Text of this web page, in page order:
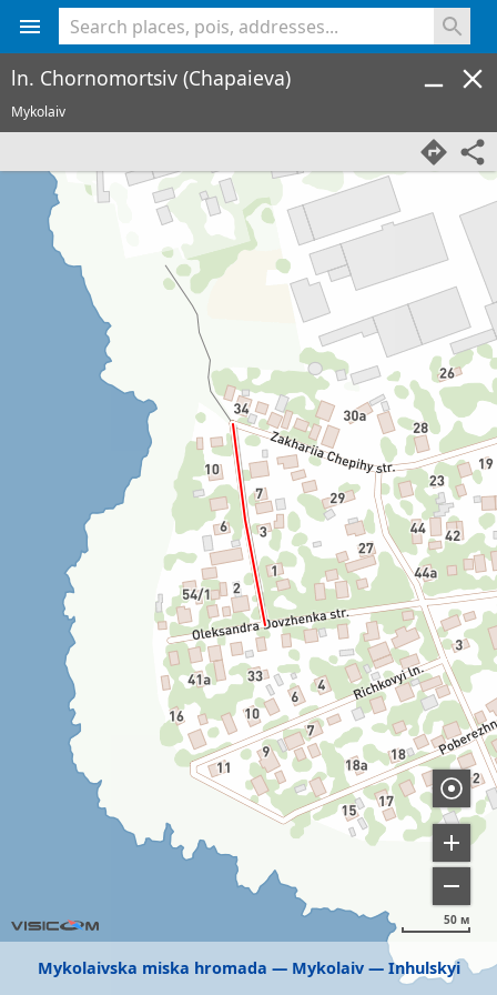
Mykolaivska miska hromada Mykolaiv Inhulskyi
50 м
ln. Chornomortsiv (Chapaieva)
Mykolaiv
<% console.log(hcard) %>